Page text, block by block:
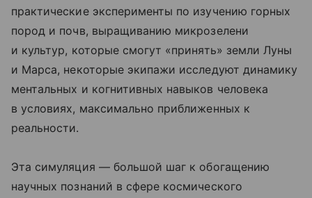
практические эксперименты по изучению горных
пород и почв, выращиванию микрозелени
и культур, которые смогут «принять» земли Луны
и Марса, некоторые экипажи исследуют динамику
ментальных и когнитивных навыков человека
в условиях, максимально приближенных к
реальности.
Эта симуляция — большой шаг к обогащению
научных познаний в сфере космического